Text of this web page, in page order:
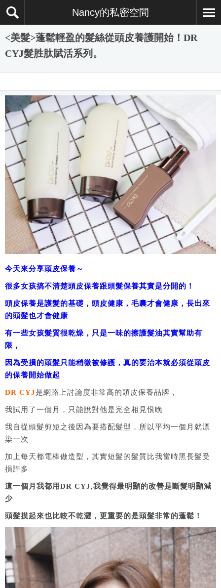
Nancy的私密空間
<美髮>蓬鬆輕盈的髮絲從頭皮養護開始！DR
CYJ髮胜肽賦活系列。
今天來分享頭皮保養～
很多女孩搞不清楚頭皮保養跟頭髮保養其實是分開的！
頭皮保養是護髮的基礎，頭皮健康，毛囊才會健康，長出來
的頭髮也才會健康
有一些女孩髮質很乾燥，只是一味的擦護髮油其實幫助有
限，
因為受損的頭髮只能稍微被修護，真的要治本就必須從頭皮
的保養開始做起
DR CYJ是網路上討論度非常高的頭皮保養品牌，
我試用了一個月，只能說對他是完全相見恨晚
我自從頭髮剪短之後因為要搭配髮型，所以平均一個月就漂
染一次
加上每天都電棒做造型，其實短髮的髮質比我當時黑長髮受
損許多
這一個月我都用DR CYJ,我覺得最明顯的改善是斷髮明顯減
少
頭髮摸起來也比較不乾澀，更重要的是頭髮非常的蓬鬆！